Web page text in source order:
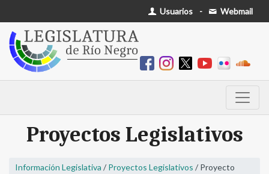
Usuarios - Webmail
Proyectos Legislativos
Información Legislativa / Proyectos Legislativos / Proyecto